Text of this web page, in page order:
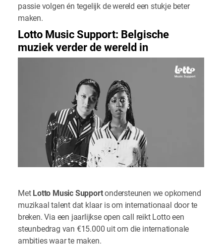
passie volgen én tegelijk de wereld een stukje beter
maken.
Lotto Music Support: Belgische
muziek verder de wereld in
MetLotto Music Supportondersteunen we opkomend
muzikaal talent dat klaar is om internationaal door te
breken. Via een jaarlijkse open call reikt Lotto een
steunbedrag van €15.000 uit om die internationale
ambities waar te maken.